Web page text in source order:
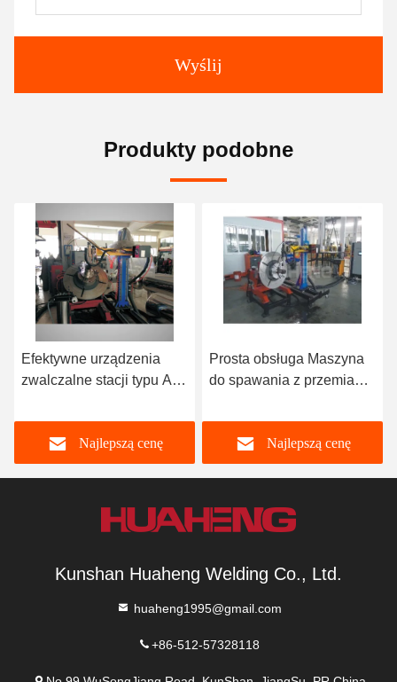
Wyślij
Produkty podobne
Efektywne urządzenia
zwalczalne stacji typu A
Najlepszą cenę
Prosta obsługa Maszyna
do spawania z przemianą
Najlepszą cenę
Kunshan Huaheng Welding Co., Ltd.
huaheng1995@gmail.com
+86-512-57328118